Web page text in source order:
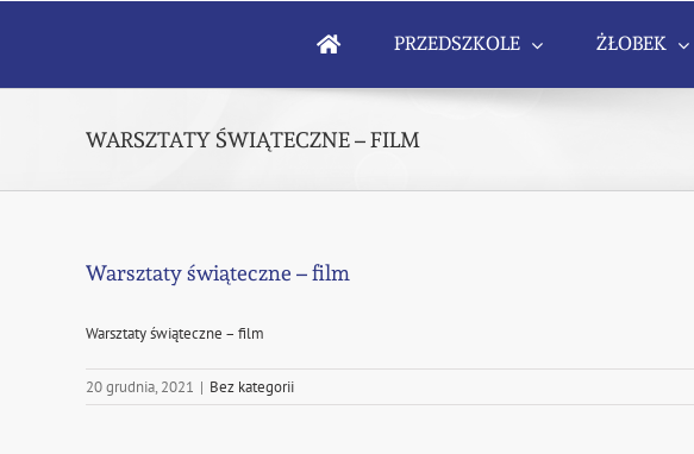
PRZEDSZKOLE ŻŁOBEK
WARSZTATY ŚWIĄTECZNE – FILM
Warsztaty świąteczne – film
Warsztaty świąteczne – film
20 grudnia, 2021 | Bez kategorii